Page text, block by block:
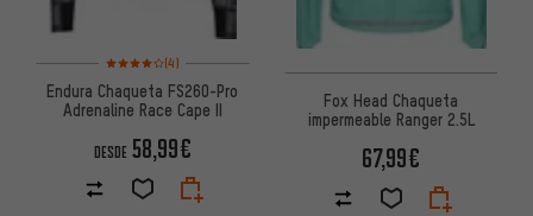
Valoración media: 4 de 5 basada en 4 reseñas
(4)
Endura Chaqueta FS260-Pro
Adrenaline Race Cape II
DESDE 58,99€
Fox Head Chaqueta
impermeable Ranger 2.5L
67,99€